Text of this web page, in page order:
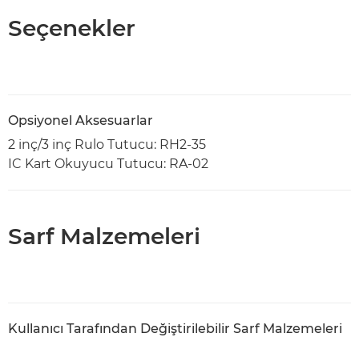
Seçenekler
Opsiyonel Aksesuarlar
2 inç/3 inç Rulo Tutucu: RH2-35
IC Kart Okuyucu Tutucu: RA-02
Sarf Malzemeleri
Kullanıcı Tarafından Değiştirilebilir Sarf Malzemeleri